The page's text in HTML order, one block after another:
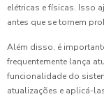
elétricas e físicas. Isso
antes que se tornem
Além disso, é
frequentemente lança
funcionalidade do
atualizações e aplicá-